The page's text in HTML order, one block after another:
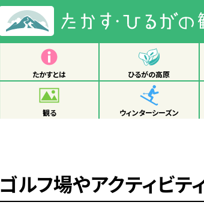
たかすとは ひるがの高原
観る ウィンターシーズン
ゴルフ場やアクティビテ